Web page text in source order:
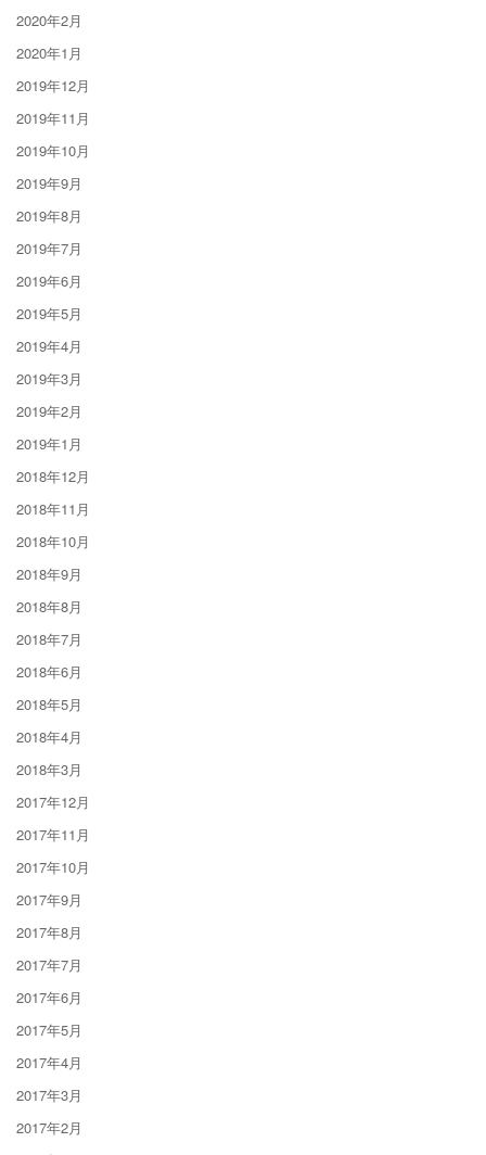
2020年2月
2020年1月
2019年12月
2019年11月
2019年10月
2019年9月
2019年8月
2019年7月
2019年6月
2019年5月
2019年4月
2019年3月
2019年2月
2019年1月
2018年12月
2018年11月
2018年10月
2018年9月
2018年8月
2018年7月
2018年6月
2018年5月
2018年4月
2018年3月
2017年12月
2017年11月
2017年10月
2017年9月
2017年8月
2017年7月
2017年6月
2017年5月
2017年4月
2017年3月
2017年2月